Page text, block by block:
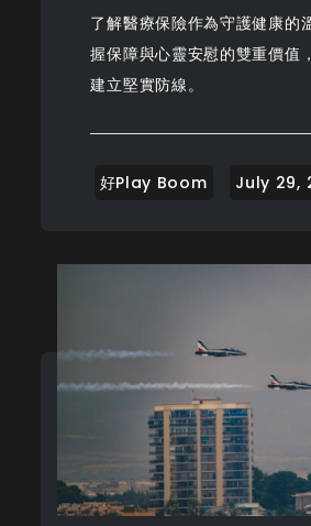
了解醫療保險作為守護健康的
握保障與心靈安慰的雙重價值
建立堅實防線。